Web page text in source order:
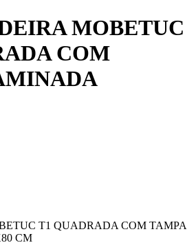
MOBETUC
COM
T1 QUADRADA COM TAMPA
CM